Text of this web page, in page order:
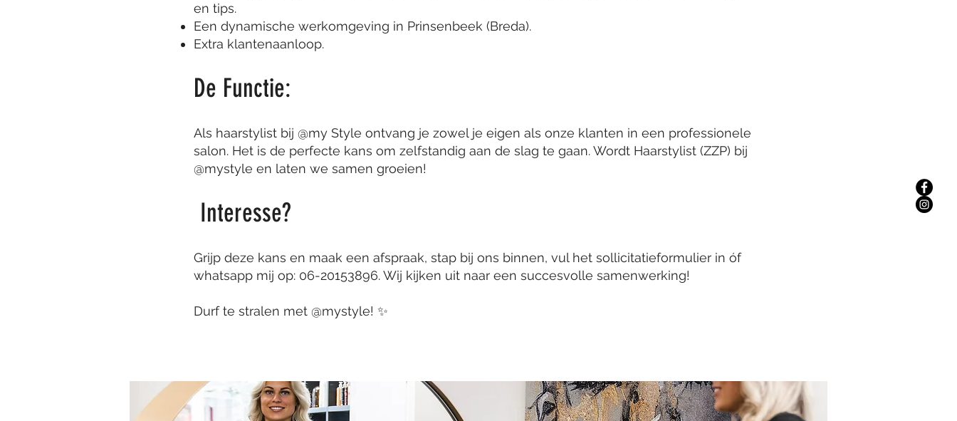
en tips.
Een dynamische werkomgeving in Prinsenbeek (Breda).
Extra klantenaanloop.
De Functie:
Als haarstylist bij @my Style ontvang je zowel je eigen als onze klanten in een professionele
salon. Het is de perfecte kans om zelfstandig aan de slag te gaan. Wordt Haarstylist (ZZP) bij
@mystyle en laten we samen groeien!
Interesse?
Grijp deze kans en maak een afspraak, stap bij ons binnen, vul het sollicitatieformulier in óf
whatsapp mij op: 06-20153896. Wij kijken uit naar een succesvolle samenwerking!
Durf te stralen met @mystyle! ✨